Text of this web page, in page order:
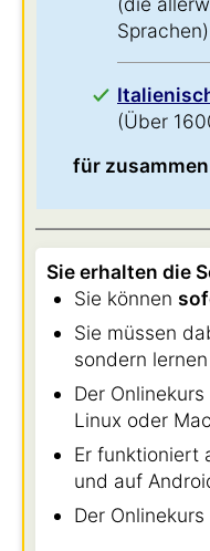
Sprachen)
(Über
für
Sie erhalten die
Sie können
Sie müssen
sondern
Der
Linux oder
Er funktioniert
und auf
Der Onlinekurs